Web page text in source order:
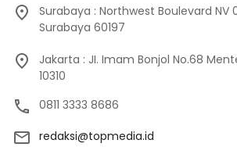
Surabaya : Northwest Boulevard NV
Surabaya 60197
Jakarta : JI. Imam Bonjol No.68
10310
0811 3333 8686
redaksi@topmedia.id